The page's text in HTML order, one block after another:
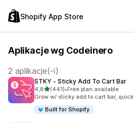
Shopify App Store
Aplikacje wg Codeinero
2 aplikacje(-i)
STKY ‑ Sticky Add To Cart Bar
4,8na 5 gwiazdek
(441)
Łączna liczba recenzji: 441
•Free plan available
Grow w/ sticky add to cart bar,
Built for Shopify